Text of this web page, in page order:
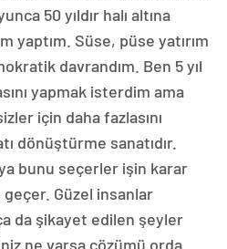
50 yıldır halı altına
yaptım. Süse, püse yatırım
davrandım. Ben 5 yıl
yapmak isterdim ama
için daha fazlasını
dönüştürme sanatıdır.
bunu seçerler işin karar
Güzel insanlar
da şikayet edilen şeyler
ne varsa çözümü orda.